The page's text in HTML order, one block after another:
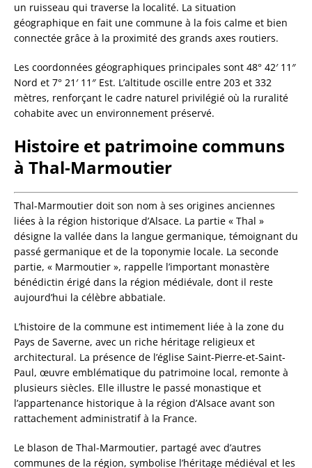
un ruisseau qui traverse la localité. La situation
géographique en fait une commune à la fois calme et bien
connectée grâce à la proximité des grands axes routiers.
Les coordonnées géographiques principales sont 48° 42′ 11″
Nord et 7° 21′ 11″ Est. L’altitude oscille entre 203 et 332
mètres, renforçant le cadre naturel privilégié où la ruralité
cohabite avec un environnement préservé.
Histoire et patrimoine communs
à Thal-Marmoutier
Thal-Marmoutier doit son nom à ses origines anciennes
liées à la région historique d’Alsace. La partie « Thal »
désigne la vallée dans la langue germanique, témoignant du
passé germanique et de la toponymie locale. La seconde
partie, « Marmoutier », rappelle l’important monastère
bénédictin érigé dans la région médiévale, dont il reste
aujourd’hui la célèbre abbatiale.
L’histoire de la commune est intimement liée à la zone du
Pays de Saverne, avec un riche héritage religieux et
architectural. La présence de l’église Saint-Pierre-et-Saint-
Paul, œuvre emblématique du patrimoine local, remonte à
plusieurs siècles. Elle illustre le passé monastique et
l’appartenance historique à la région d’Alsace avant son
rattachement administratif à la France.
Le blason de Thal-Marmoutier, partagé avec d’autres
communes de la région, symbolise l’héritage médiéval et les